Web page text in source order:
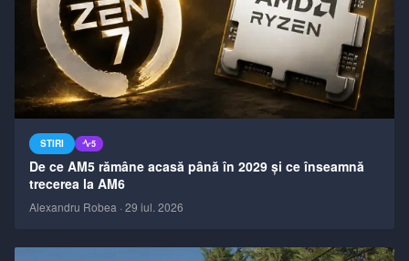
STIRI 5
De ce AM5 rămâne acasă până în 2029 și ce înseamnă
trecerea la AM6
Alexandru Robea · 29 iul. 2026